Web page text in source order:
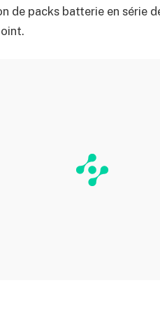
de packs batterie en série